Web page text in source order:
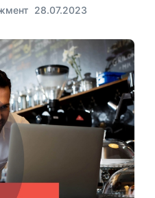
28.07.2023